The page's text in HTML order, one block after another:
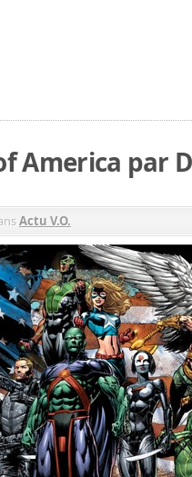
America par
Actu V.O.